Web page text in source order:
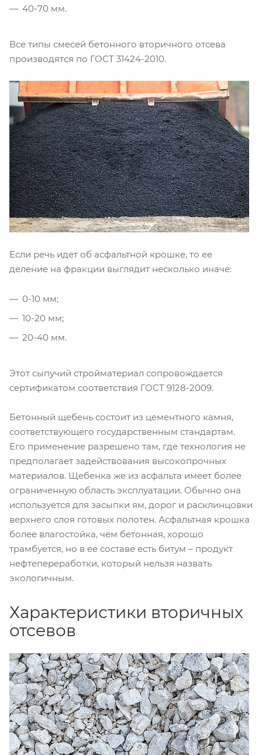
40-70 мм.
Все типы смесей бетонного вторичного отсева
производятся по ГОСТ 31424-2010.
Если речь идет об асфальтной крошке, то ее
деление на фракции выглядит несколько иначе:
0-10 мм;
10-20 мм;
20-40 мм.
Этот сыпучий стройматериал сопровождается
сертификатом соответствия ГОСТ 9128-2009.
Бетонный щебень состоит из цементного камня,
соответствующего государственным стандартам.
Его применение разрешено там, где технология не
предполагает задействования высокопрочных
материалов. Щебенка же из асфальта имеет более
ограниченную область эксплуатации. Обычно она
используется для засыпки ям, дорог и расклинцовки
верхнего слоя готовых полотен. Асфальтная крошка
более влагостойка, чем бетонная, хорошо
трамбуется, но в ее составе есть битум – продукт
нефтепереработки, который нельзя назвать
экологичным.
Характеристики вторичных
отсевов